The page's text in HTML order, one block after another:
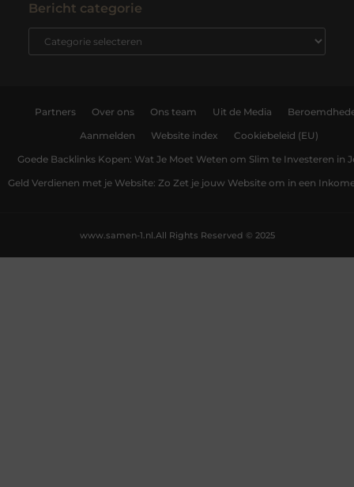
Bericht categorie
Partners Over ons Ons team Uit de Media
Aanmelden Website index Cookiebeleid (EU)
Goede Backlinks Kopen: Wat Je Moet Weten om Slim te Investeren in
Geld Verdienen met je Website: Zo Zet je jouw Website om in een
All Rights Reserved © 2025
www.samen-1.nl.